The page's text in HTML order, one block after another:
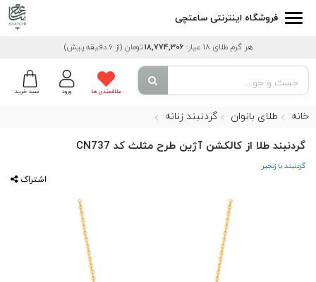
فروشگاه اینترنتی ساعتچی
هر گرم طلای 18 عیار: 18,774,306تومان (از 6 دقیقه پیش)
سبد خرید ورود علاقمندی ها
خانه طلای بانوان گردنبند زنانه
گردنبند طلا از کالکشن آژین طرح مثلث کد CN737
گردنبند با زنجیر
اشتراک